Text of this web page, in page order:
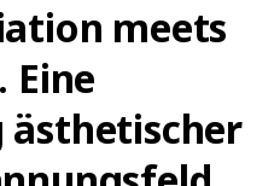
meets
ästhetischer